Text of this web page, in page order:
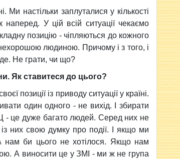
настільки заплуталися у кількості
У цій всій ситуації чекаємо
позицію - чіпляються до кожного
людиною. Причому і з того, і
Не грати, чи що?
Як ставитеся до цього?
позиції із приводу ситуації у країні.
один одного - не вихід. І збирати
- це дуже багато людей. Серед них не
них свою думку про події. І якщо ми
нам би цього не хотілося. Якщо нам
А виносити це у ЗМІ - ми ж не група